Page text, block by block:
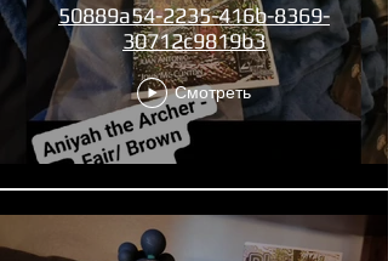
50889a54-2235-416b-8369-
30712c9819b3
Смотреть